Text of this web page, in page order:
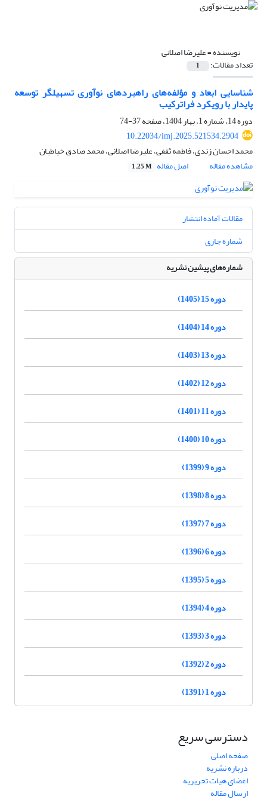
نویسنده =علیرضا اصلانی
تعداد مقالات: 1
شناسایی ابعاد و مؤلفه‌های راهبردهای نوآوری تسهیلگر توسعه
پایدار با رویکرد فراترکیب
دوره 14، شماره 1، بهار 1404، صفحه
37-74
10.22034/imj.2025.521534.2904
محمد احسان زندی، فاطمه ثقفی، علیرضا اصلانی، محمد صادق خیاطیان
مشاهده مقاله
اصل مقاله 1.25 M
مقالات آماده انتشار
شماره جاری
شماره‌های پیشین نشریه
دوره 15 (1405)
دوره 14 (1404)
دوره 13 (1403)
دوره 12 (1402)
دوره 11 (1401)
دوره 10 (1400)
دوره 9 (1399)
دوره 8 (1398)
دوره 7 (1397)
دوره 6 (1396)
دوره 5 (1395)
دوره 4 (1394)
دوره 3 (1393)
دوره 2 (1392)
دوره 1 (1391)
دسترسی سریع
صفحه اصلی
درباره نشریه
اعضای هیات تحریریه
ارسال مقاله